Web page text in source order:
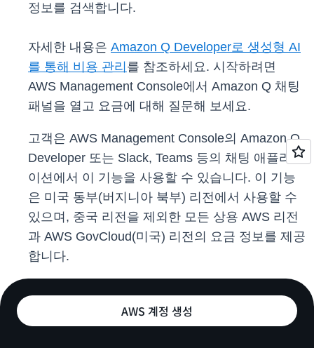
정보를 검색합니다.
자세한 내용은 Amazon Q Developer로 생성형 AI
를 통해 비용 관리 를 참조하세요. 시작하려면
AWS Management Console에서 Amazon Q 채팅
패널을 열고 요금에 대해 질문해 보세요.
고객은 AWS Management Console의 Amazon Q
Developer 또는 Slack, Teams 등의 채팅 애플리케
이션에서 이 기능을 사용할 수 있습니다. 이 기능
은 미국 동부(버지니아 북부) 리전에서 사용할 수
있으며, 중국 리전을 제외한 모든 상용 AWS 리전
과 AWS GovCloud(미국) 리전의 요금 정보를 제공
합니다.
AWS 계정 생성